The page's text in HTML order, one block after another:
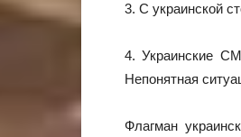
3. С украинской
4. Украинские
Непонятная
Флагман